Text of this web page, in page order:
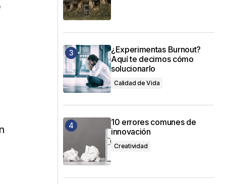
¿Experimentas Burnout?
Aquí te decimos cómo
solucionarlo
Calidad de Vida
10 errores comunes de
innovación
Creatividad